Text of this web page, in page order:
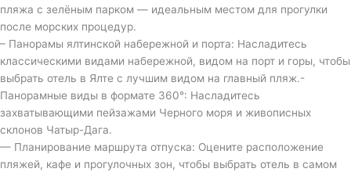
пляжа с зелёным парком — идеальным местом для прогулки
после морских процедур.
– Панорамы ялтинской набережной и порта: Насладитесь
классическими видами набережной, видом на порт и горы, чтобы
выбрать отель в Ялте с лучшим видом на главный пляж.-
Панорамные виды в формате 360°: Насладитесь
захватывающими пейзажами Черного моря и живописных
склонов Чатыр-Дага.
— Планирование маршрута отпуска: Оцените расположение
пляжей, кафе и прогулочных зон, чтобы выбрать отель в самом